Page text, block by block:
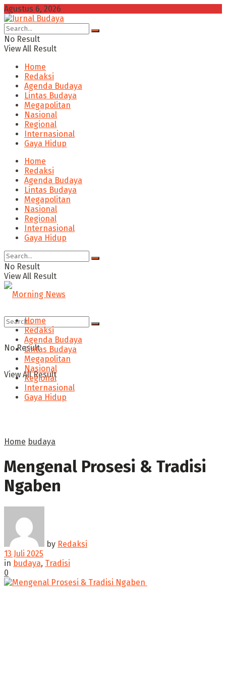
Agustus 6, 2026
No Result
View All Result
Home
Redaksi
Agenda Budaya
Lintas Budaya
Megapolitan
Nasional
Regional
Internasional
Gaya Hidup
Home
Redaksi
Agenda Budaya
Lintas Budaya
Megapolitan
Nasional
Regional
Internasional
Gaya Hidup
No Result
View All Result
No Result
View All Result
Home
Redaksi
Agenda Budaya
Lintas Budaya
Megapolitan
Nasional
Regional
Internasional
Gaya Hidup
Home budaya
Mengenal Prosesi & Tradisi
Ngaben ‎
by Redaksi
13 Juli 2025
in budaya, Tradisi
0